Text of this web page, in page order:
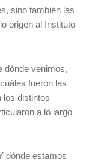
sino también las
origen al Instituto
dónde venimos,
fueron las
los distintos
a lo largo
dónde estamos